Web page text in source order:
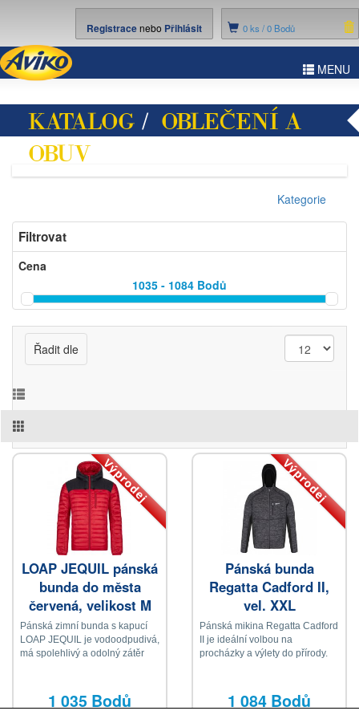
0ks /0 Bodů
Registracenebo Přihlásit
MENU
KATALOG / OBLEČENÍ A
OBUV
Kategorie
Filtrovat
Cena
1035 - 1084 Bodů
Řadit dle
Výprodej
LOAP JEQUIL pánská
bunda do města
červená, velikost M
Pánská zimní bunda s kapucí
LOAP JEQUIL je vodoodpudivá,
má spolehlivý a odolný zátěr
1 035 Bodů
Výprodej
Pánská bunda
Regatta Cadford II,
vel. XXL
Pánská mikina Regatta Cadford
II je ideální volbou na
procházky a výlety do přírody.
1 084 Bodů